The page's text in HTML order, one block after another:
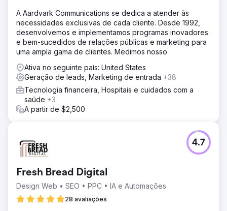
A Aardvark Communications se dedica a atender às
necessidades exclusivas de cada cliente. Desde 1992,
desenvolvemos e implementamos programas inovadores
e bem-sucedidos de relações públicas e marketing para
uma ampla gama de clientes. Medimos nosso
Ativa no seguinte país: United States
Geração de leads, Marketing de entrada +38
Tecnologia financeira, Hospitais e cuidados com a
saúde +3
A partir de $2,500
Fresh Bread Digital
Design Web • SEO • PPC • IA e Automações
28 avaliações
4.7